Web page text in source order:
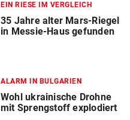
EIN RIESE IM VERGLEICH
35 Jahre alter Mars-Riegel
in Messie-Haus gefunden
ALARM IN BULGARIEN
Wohl ukrainische Drohne
mit Sprengstoff explodiert